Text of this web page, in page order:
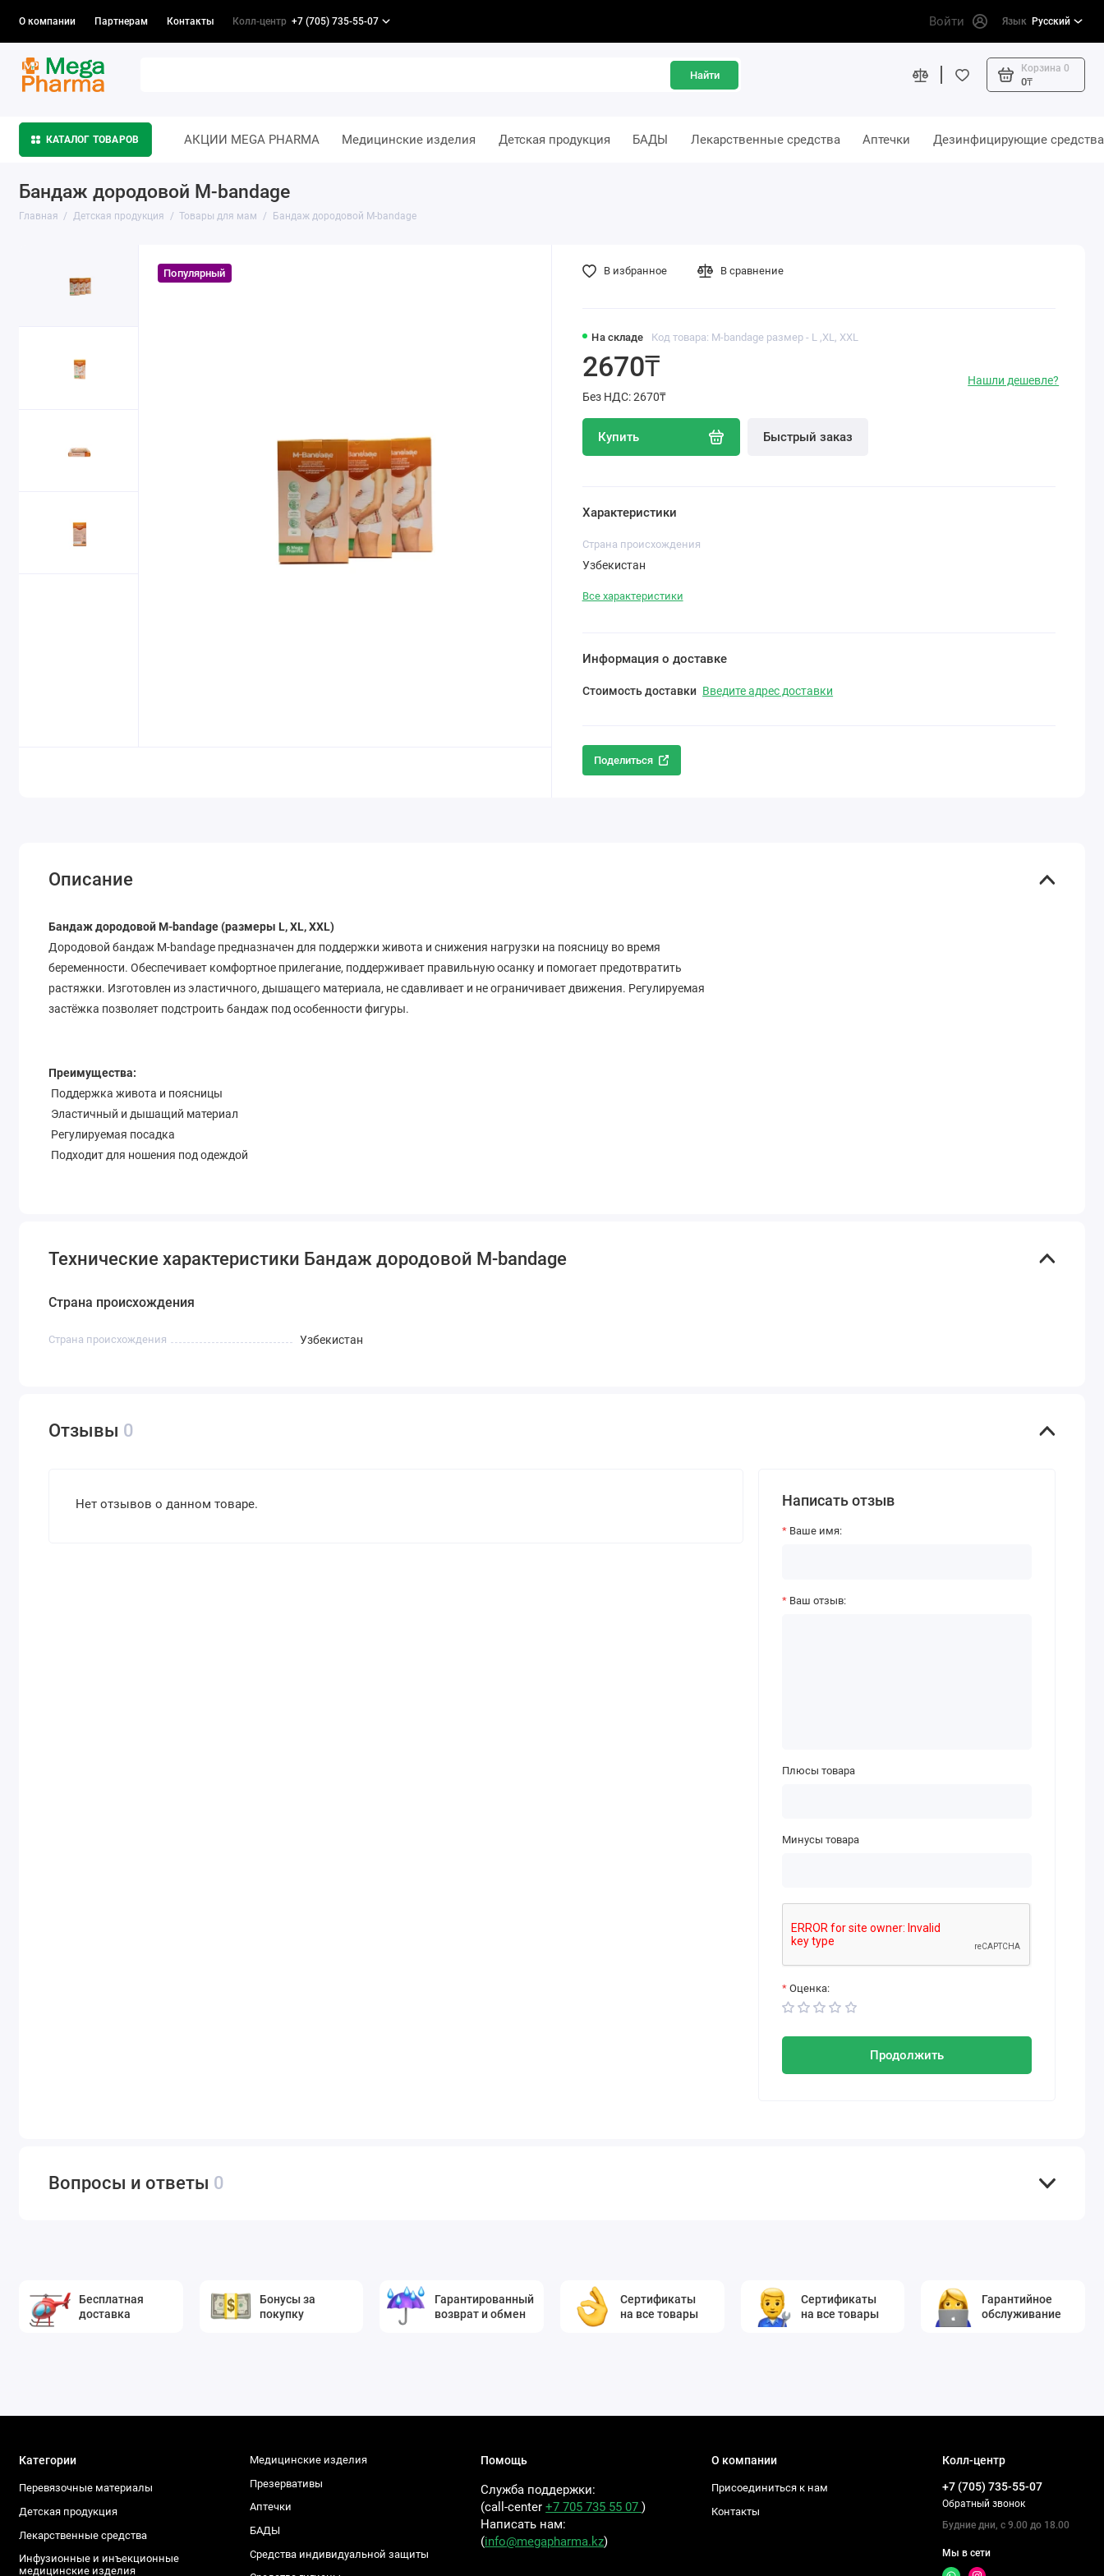
О компании Партнерам Контакты Колл-центр +7 (705) 735-55-07 Войти Язык Русский
Найти
Корзина 0
0₸
КАТАЛОГ ТОВАРОВ АКЦИИ MEGA PHARMA Медицинские изделия Детская продукция БАДЫ Лекарственные средства Аптечки Дезинфицирующие средства
Бандаж дородовой M-bandage
Главная Детская продукция Товары для мам Бандаж дородовой M-bandage
Популярный
На складе Код товара: M-bandage размер - L ,XL, XXL
2670₸
Без НДС: 2670₸
Купить Быстрый заказ
Нашли дешевле?
В избранное В сравнение
Характеристики
Cтрана происхождения
Узбекистан
Все характеристики
Информация о доставке
Стоимость доставки Введите адрес доставки
Поделиться
Описание
Бандаж дородовой M-bandage (размеры L, XL, XXL)
Дородовой бандаж M-bandage предназначен для поддержки живота и снижения нагрузки на поясницу во время
беременности. Обеспечивает комфортное прилегание, поддерживает правильную осанку и помогает предотвратить
растяжки. Изготовлен из эластичного, дышащего материала, не сдавливает и не ограничивает движения. Регулируемая
застёжка позволяет подстроить бандаж под особенности фигуры.
Преимущества:
Поддержка живота и поясницы
Эластичный и дышащий материал
Регулируемая посадка
Подходит для ношения под одеждой
Технические характеристики Бандаж дородовой M-bandage
Страна происхождения
Cтрана происхождения Узбекистан
Отзывы 0
Нет отзывов о данном товаре. Написать отзыв
Ваше имя:
Ваш отзыв:
Плюсы товара
Минусы товара
Оценка:
Продолжить
Вопросы и ответы 0
Бесплатная
доставка
Бонусы за
покупку
Гарантированный
возврат и обмен
Сертификаты
на все товары
Сертификаты
на все товары
Гарантийное
обслуживание
Категории
Перевязочные материалы
Детская продукция
Лекарственные средства
Инфузионные и инъекционные
медицинские изделия
Медицинские изделия
Презервативы
Аптечки
БАДЫ
Средства индивидуальной защиты
Помощь
Служба поддержки:
(call-center+7 705 735 55 07)
Написать нам:
(info@megapharma.kz)
О компании
Присоединиться к нам
Контакты
Колл-центр
+7 (705) 735-55-07
Обратный звонок
Будние дни, с 9.00 до 18.00
Мы в сети